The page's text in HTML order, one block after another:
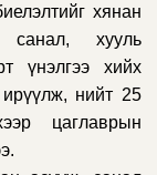
хянан
хууль
үнэлгээ хийх
нийт 25
цаглаврын